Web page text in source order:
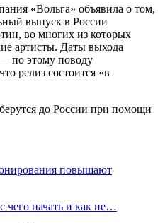
«Вольга» объявила о том,
выпуск в России
во многих из которых
артисты. Даты выхода
по этому поводу
релиз состоится «в
до России при помощи
повышают
чего начать и как не…